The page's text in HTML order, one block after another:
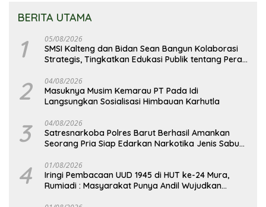
BERITA UTAMA
1 05/08/2026
SMSI Kalteng dan Bidan Sean Bangun Kolaborasi
Strategis, Tingkatkan Edukasi Publik tentang Peran
2 04/08/2026
Masuknya Musim Kemarau PT Pada Idi
Langsungkan Sosialisasi Himbauan Karhutla
3 04/08/2026
Satresnarkoba Polres Barut Berhasil Amankan
Seorang Pria Siap Edarkan Narkotika Jenis Sabu
4 01/08/2026
Iringi Pembacaan UUD 1945 di HUT ke-24 Mura,
Rumiadi : Masyarakat Punya Andil Wujudkan